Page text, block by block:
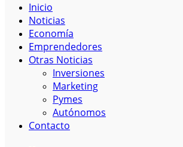
Inicio
Noticias
Economía
Emprendedores
Otras Noticias
Inversiones
Marketing
Pymes
Autónomos
Contacto